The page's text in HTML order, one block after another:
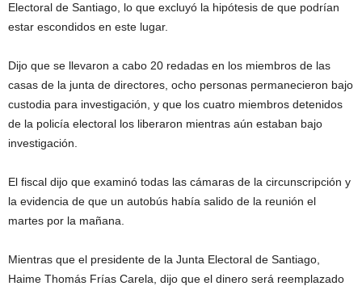
Electoral de Santiago, lo que excluyó la hipótesis de que podrían
estar escondidos en este lugar.
Dijo que se llevaron a cabo 20 redadas en los miembros de las
casas de la junta de directores, ocho personas permanecieron bajo
custodia para investigación, y que los cuatro miembros detenidos
de la policía electoral los liberaron mientras aún estaban bajo
investigación.
El fiscal dijo que examinó todas las cámaras de la circunscripción y
la evidencia de que un autobús había salido de la reunión el
martes por la mañana.
Mientras que el presidente de la Junta Electoral de Santiago,
Haime Thomás Frías Carela, dijo que el dinero será reemplazado